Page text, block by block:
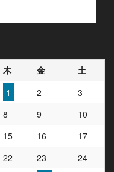
木 金 土
1 2
3
8 9
10
15 16
17
22 23
24